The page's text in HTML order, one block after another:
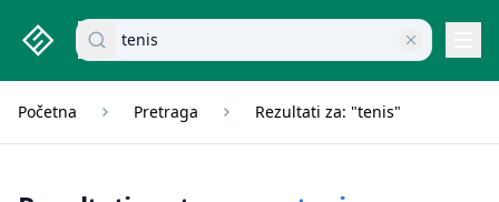
studenti.rs home page
Pretraži dokumente
Početna Pretraga Rezultati za: "tenis"